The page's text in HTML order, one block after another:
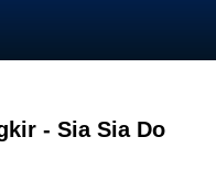
- Sia Sia Do